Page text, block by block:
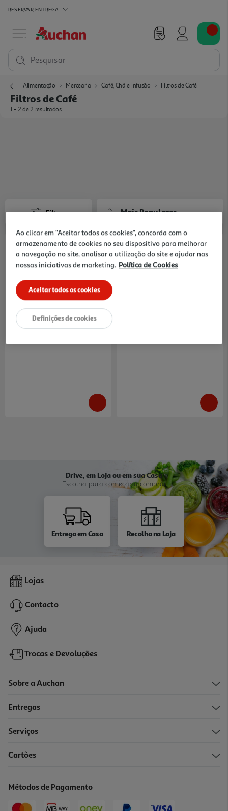
RESERVAR ENTREGA
Pesquisar
Alimentação Mercearia Café, Chá e Infusão Filtros de Café
Filtros de Café
1 - 2 de 2 resultados
Filtros Mais Populares
5.0 (6)
Filtros Para Café N.2 Auchan
Pack 40 Unidades
0.04 €/un
Drive, em Loja ou em sua Casa
Escolha para começar a comprar
Entrega em Casa Recolha na Loja
Lojas
Contacto
Ajuda
Trocas e Devoluções
Sobre a Auchan
Entregas
Serviços
Cartões
Métodos de Pagamento
Ao clicar em "Aceitar todos os cookies", concorda com o
armazenamento de cookies no seu dispositivo para melhorar
a navegação no site, analisar a utilização do site e ajudar nas
nossas iniciativas de marketing. Política de Cookies
Aceitar todos os cookies
Definições de cookies